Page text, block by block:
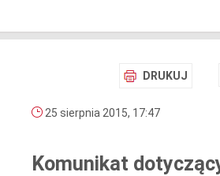
DRUKUJ
25 sierpnia 2015, 17:47
Komunikat